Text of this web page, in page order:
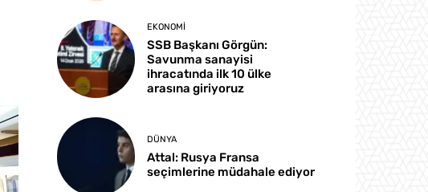
EKONOMI
SSB Başkanı Görgün:
Savunma sanayisi
ihracatında ilk 10 ülke
arasına giriyoruz
DÜNYA
Attal: Rusya Fransa
seçimlerine müdahale ediyor